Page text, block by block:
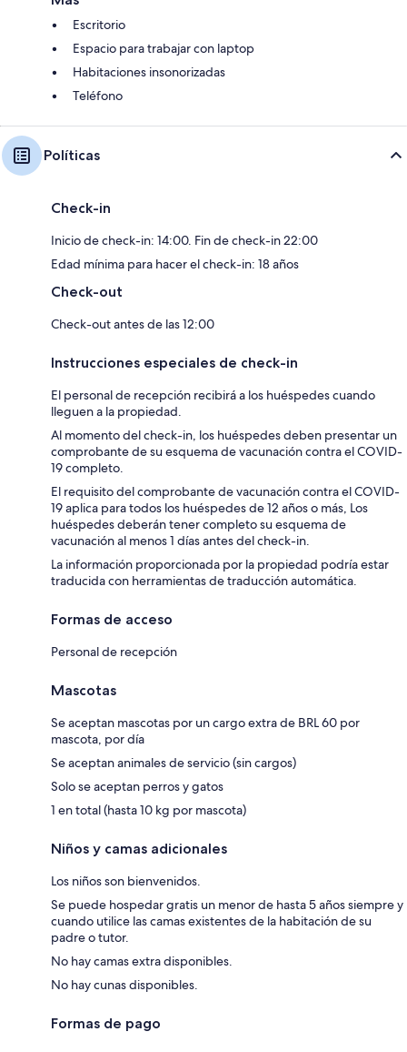
Escritorio
Espacio para trabajar con laptop
Habitaciones insonorizadas
Teléfono
Políticas
Check-in
Inicio de check-in: 14:00. Fin de check-in 22:00
Edad mínima para hacer el check-in: 18 años
Check-out
Check-out antes de las 12:00
Instrucciones especiales de check-in
El personal de recepción recibirá a los huéspedes cuando
lleguen a la propiedad.
Al momento del check-in, los huéspedes deben presentar un
comprobante de su esquema de vacunación contra el COVID-
19 completo.
El requisito del comprobante de vacunación contra el COVID-
19 aplica para todos los huéspedes de 12 años o más, Los
huéspedes deberán tener completo su esquema de
vacunación al menos 1 días antes del check-in.
La información proporcionada por la propiedad podría estar
traducida con herramientas de traducción automática.
Formas de acceso
Personal de recepción
Mascotas
Se aceptan mascotas por un cargo extra de BRL 60 por
mascota, por día
Se aceptan animales de servicio (sin cargos)
Solo se aceptan perros y gatos
1 en total (hasta 10 kg por mascota)
Niños y camas adicionales
Los niños son bienvenidos.
Se puede hospedar gratis un menor de hasta 5 años siempre y
cuando utilice las camas existentes de la habitación de su
padre o tutor.
No hay camas extra disponibles.
No hay cunas disponibles.
Formas de pago